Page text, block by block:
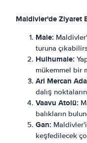
Maldivler'de Ziyaret
Male:
turuna
Hulhumale:
mükemmel bir
Ari Mercan
dalış
Vaavu Atolü:
balıkların
Gan:
keşfedilecek